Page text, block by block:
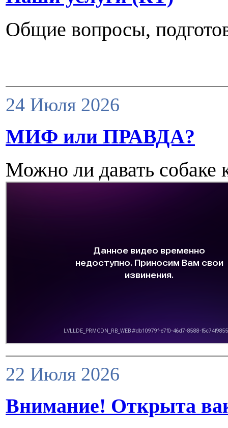
Общие вопросы,
24 Июля 2026
МИФ или ПРАВДА?
Можно ли давать собаке
22 Июля 2026
Внимание! Открыта